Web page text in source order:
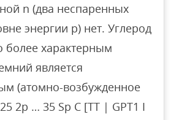
n (два неспаренных
энергии р) нет. Углерод
более характерным
является
(атомно-возбужденное
2p … 35 Sp C [TT | GPT1 I